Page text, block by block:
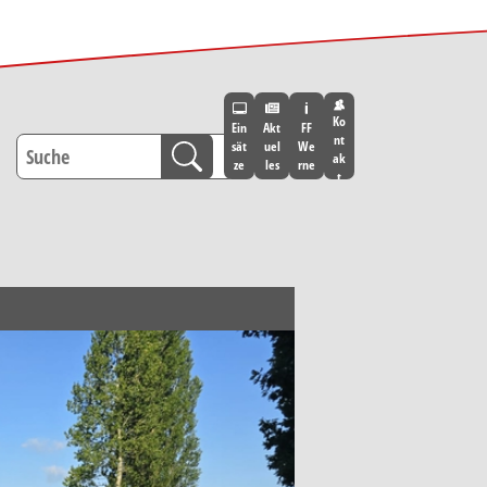
Ein
sät
ze
Akt
uel
les
FF
We
rne
Ko
nt
ak
t